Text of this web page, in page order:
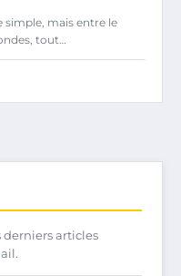
simple, mais entre le
tout…
derniers articles